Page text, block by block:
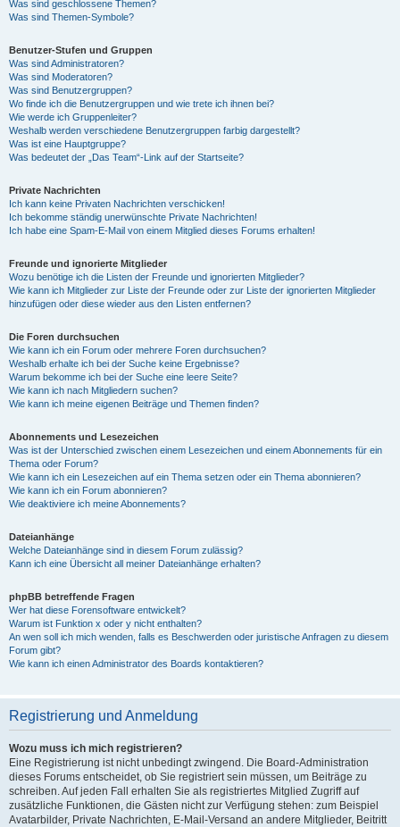
Was sind geschlossene Themen?
Was sind Themen-Symbole?
Benutzer-Stufen und Gruppen
Was sind Administratoren?
Was sind Moderatoren?
Was sind Benutzergruppen?
Wo finde ich die Benutzergruppen und wie trete ich ihnen bei?
Wie werde ich Gruppenleiter?
Weshalb werden verschiedene Benutzergruppen farbig dargestellt?
Was ist eine Hauptgruppe?
Was bedeutet der „Das Team“-Link auf der Startseite?
Private Nachrichten
Ich kann keine Privaten Nachrichten verschicken!
Ich bekomme ständig unerwünschte Private Nachrichten!
Ich habe eine Spam-E-Mail von einem Mitglied dieses Forums erhalten!
Freunde und ignorierte Mitglieder
Wozu benötige ich die Listen der Freunde und ignorierten Mitglieder?
Wie kann ich Mitglieder zur Liste der Freunde oder zur Liste der ignorierten Mitglieder
hinzufügen oder diese wieder aus den Listen entfernen?
Die Foren durchsuchen
Wie kann ich ein Forum oder mehrere Foren durchsuchen?
Weshalb erhalte ich bei der Suche keine Ergebnisse?
Warum bekomme ich bei der Suche eine leere Seite?
Wie kann ich nach Mitgliedern suchen?
Wie kann ich meine eigenen Beiträge und Themen finden?
Abonnements und Lesezeichen
Was ist der Unterschied zwischen einem Lesezeichen und einem Abonnements für ein
Thema oder Forum?
Wie kann ich ein Lesezeichen auf ein Thema setzen oder ein Thema abonnieren?
Wie kann ich ein Forum abonnieren?
Wie deaktiviere ich meine Abonnements?
Dateianhänge
Welche Dateianhänge sind in diesem Forum zulässig?
Kann ich eine Übersicht all meiner Dateianhänge erhalten?
phpBB betreffende Fragen
Wer hat diese Forensoftware entwickelt?
Warum ist Funktion x oder y nicht enthalten?
An wen soll ich mich wenden, falls es Beschwerden oder juristische Anfragen zu diesem
Forum gibt?
Wie kann ich einen Administrator des Boards kontaktieren?
Registrierung und Anmeldung
Wozu muss ich mich registrieren?
Eine Registrierung ist nicht unbedingt zwingend. Die Board-Administration
dieses Forums entscheidet, ob Sie registriert sein müssen, um Beiträge zu
schreiben. Auf jeden Fall erhalten Sie als registriertes Mitglied Zugriff auf
zusätzliche Funktionen, die Gästen nicht zur Verfügung stehen: zum Beispiel
Avatarbilder, Private Nachrichten, E-Mail-Versand an andere Mitglieder, Beitritt